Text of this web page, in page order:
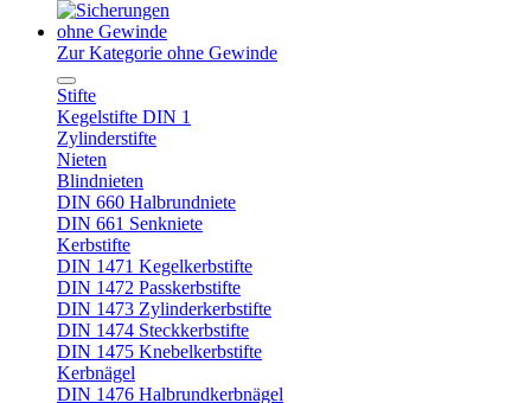
ohne Gewinde
Zur Kategorie ohne Gewinde
Stifte
Kegelstifte DIN 1
Zylinderstifte
Nieten
Blindnieten
DIN 660 Halbrundniete
DIN 661 Senkniete
Kerbstifte
DIN 1471 Kegelkerbstifte
DIN 1472 Passkerbstifte
DIN 1473 Zylinderkerbstifte
DIN 1474 Steckkerbstifte
DIN 1475 Knebelkerbstifte
Kerbnägel
DIN 1476 Halbrundkerbnägel